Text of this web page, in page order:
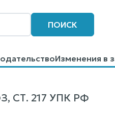
ПОИСК
Изменения в
СТ. 217 УПК РФ